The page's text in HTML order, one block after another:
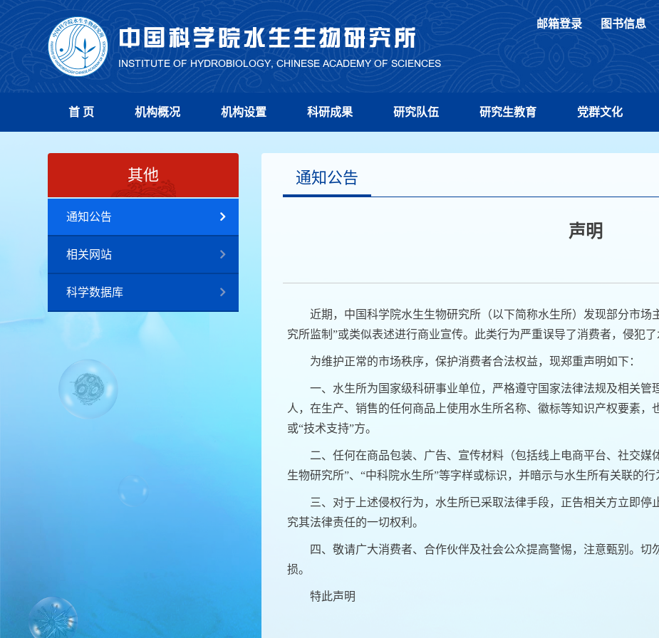
邮箱登录 图书信息
首 页 机构概况 机构设置 科研成果 研究队伍 研究生教育 党群文化
其他
通知公告
相关网站
科学数据库
通知公告
声明
近期，中国科学院水生生物研究所（以下简称水生所）发现部分市场
究所监制”或类似表述进行商业宣传。此类行为严重误导了消费者，侵犯了
为维护正常的市场秩序，保护消费者合法权益，现郑重声明如下：
一、水生所为国家级科研事业单位，严格遵守国家法律法规及相关
人，在生产、销售的任何商品上使用水生所名称、徽标等知识产权要素，
或“技术支持”方。
二、任何在商品包装、广告、宣传材料（包括线上电商平台、社交媒
生物研究所”、“中科院水生所”等字样或标识，并暗示与水生所有关联的
三、对于上述侵权行为，水生所已采取法律手段，正告相关方立即
究其法律责任的一切权利。
四、敬请广大消费者、合作伙伴及社会公众提高警惕，注意甄别。
损。
特此声明
中国科学院水生